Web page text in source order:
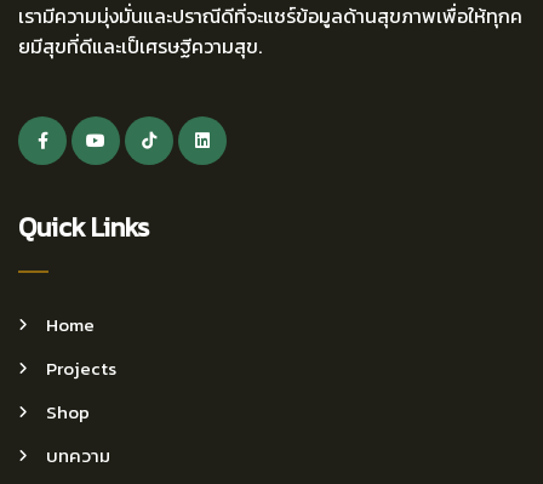
เรามีความมุ่งมั่นและปราณีดีที่จะแชร์ข้อมูลด้านสุขภาพเพื่อให้ทุกค
ยมีสุขที่ดีและเป็เศรษฐีความสุข.
Quick Links
Home
Projects
Shop
บทความ